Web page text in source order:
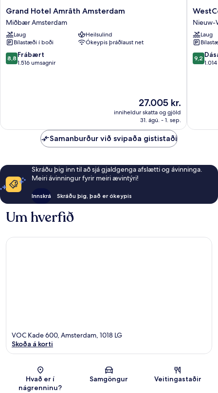
Grand
Hotel
Amrâth
Amsterdam
Miðbær
Amsterdam
Grand Hotel Amrâth Amsterdam
Miðbær Amsterdam
Laug
Heilsulind
Bílastæði í boði
Ókeypis þráðlaust net
8.8
af
8,8 Frábært
1.516 umsagnir
Verðið
27.005 kr.
27.005 kr.
inniheldur skatta og gjöld
31. ágú. - 1. sep.
Fashion
Hotel
Nieuw-
West
Nieuw-
Laug
9.2
af
9,2
Samanburður við svipaða gististaði
Skráðu þig inn til að sjá gjaldgenga afslætti og ávinninga.
Meiri ávinningur fyrir meiri ævintýri!
Innskrá Skráðu þig, það er ókeypis
Um hverfið
Kort
VOC Kade 600, Amsterdam, 1018 LG
Skoða á korti
Hvað er í
nágrenninu?
Samgöngur Veitingastaðir